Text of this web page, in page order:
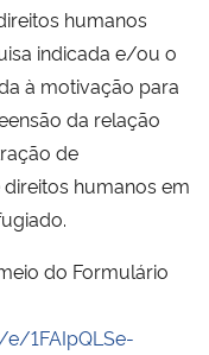
humanos
indicada e/ou o
à motivação para
da relação
de
humanos em
do Formulário
1FAIpQLSe-